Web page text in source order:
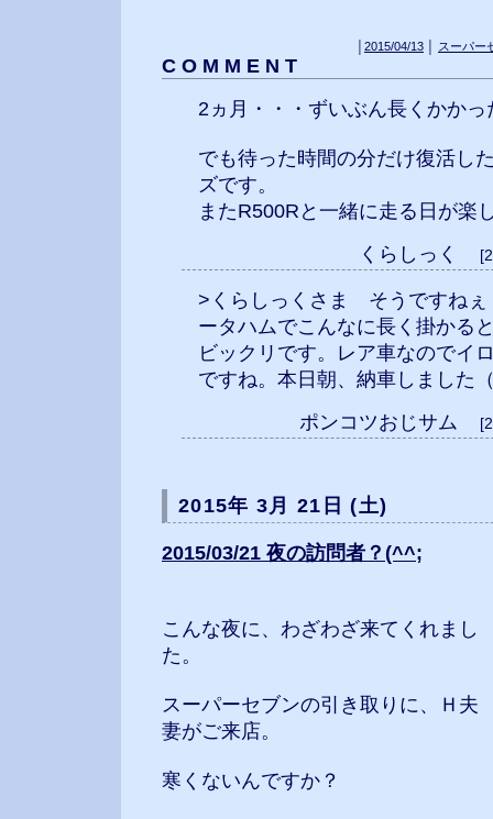
2015/04/13 スーパー
C O M M E N T
2ヵ月・・・ずいぶん長くかかっ
でも待った時間の分だけ復活し
ズです。
またR500Rと一緒に走る日が楽
くらしっく
>くらしっくさま そうですね
ータハムでこんなに長く掛かる
ビックリです。レア車なのでイ
ですね。本日朝、納車しました
ポンコツおじサム
2015年 3月 21日 (土)
2015/03/21 夜の訪問者？(^^;
こんな夜に、わざわざ来てくれまし
た。
スーパーセブンの引き取りに、Ｈ夫
妻がご来店。
寒くないんですか？